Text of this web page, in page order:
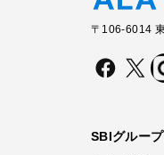
〒106-6014
SBIグルー